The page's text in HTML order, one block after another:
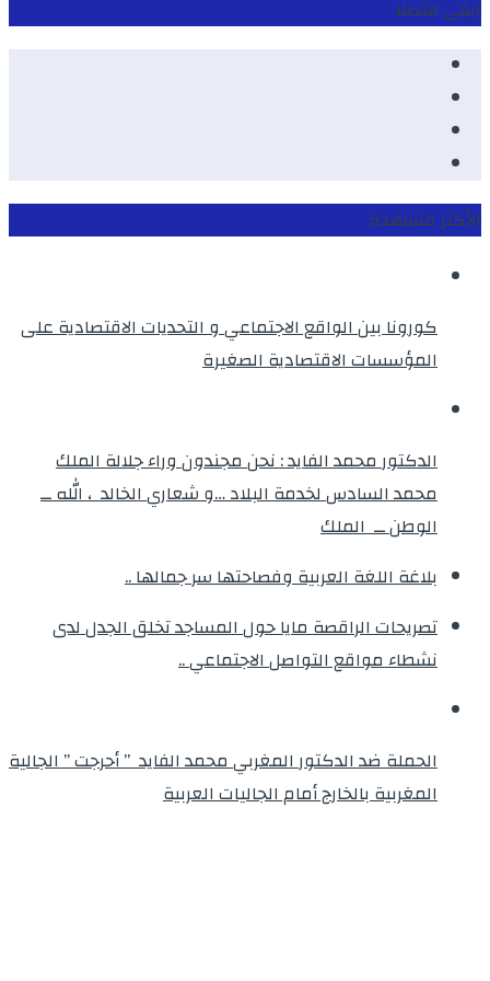
ابقى متصلا
الأكثر مشاهدة
كورونا بين الواقع الاجتماعي و التحديات الاقتصادية على
المؤسسات الاقتصادية الصغيرة
الدكتور محمد الفايد : نحن مجندون وراء جلالة الملك
محمد السادس لخدمة البلاد …و شعاري الخالد ، الله ــ
الوطن ــ الملك
بلاغة اللغة العربية وفصاحتها سر جمالها ..
تصريحات الراقصة مايا حول المساجد تخلق الجدل لدى
نشطاء مواقع التواصل الاجتماعي ..
الحملة ضد الدكتور المغربي محمد الفايد ” أحرجت ” الجالية
المغربية بالخارج أمام الجاليات العربية